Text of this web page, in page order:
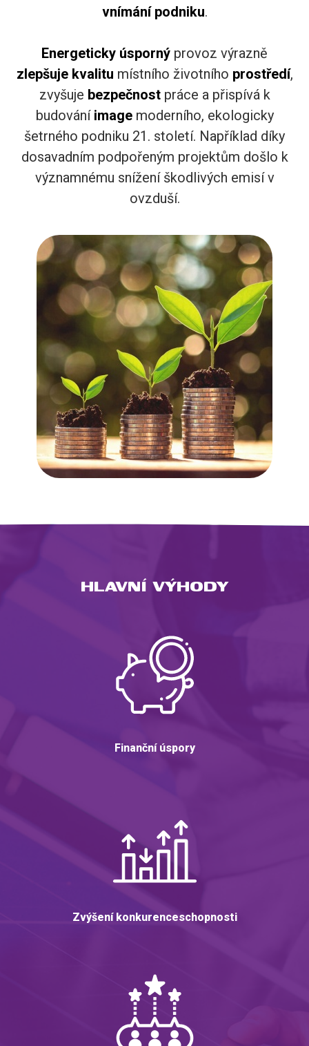
vnímání podniku.
Energeticky úsporný provoz výrazně
zlepšuje kvalitu místního životního prostředí,
zvyšuje bezpečnostpráce a přispívá k
budování imagemoderního, ekologicky
šetrného podniku 21. století. Například díky
dosavadním podpořeným projektům došlo k
významnému snížení škodlivých emisí v
ovzduší.
HLAVNÍ VÝHODY
Finanční úspory
Zvýšení konkurenceschopnosti